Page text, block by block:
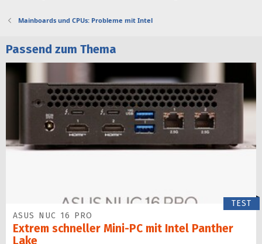
Mainboards und CPUs: Probleme mit Intel
Passend zum Thema
TEST
ASUS NUC 16 PRO
Extrem schneller Mini-PC mit Intel Panther
Lake